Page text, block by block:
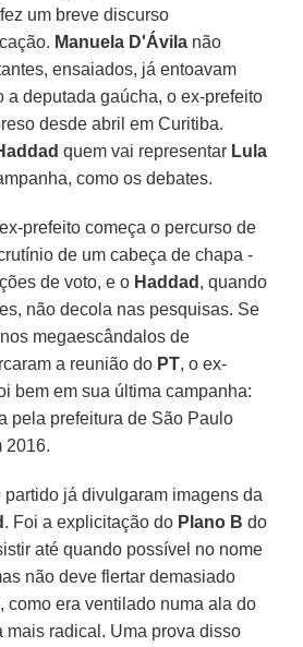
fez um breve discurso
Manuela D'Ávila não
ensaiados, já entoavam
a deputada gaúcha, o ex-prefeito
desde abril em Curitiba.
quem vai representar Lula
como os debates.
prefeito começa o percurso de
de um cabeça de chapa -
de voto, e o Haddad , quando
não decola nas pesquisas. Se
megaescândalos de
a reunião do PT, o ex-
bem em sua última campanha:
pela prefeitura de São Paulo
2016.
já divulgaram imagens da
. Foi a explicitação do Plano B do
até quando possível no nome
não deve flertar demasiado
como era ventilado numa ala do
mais radical. Uma prova disso